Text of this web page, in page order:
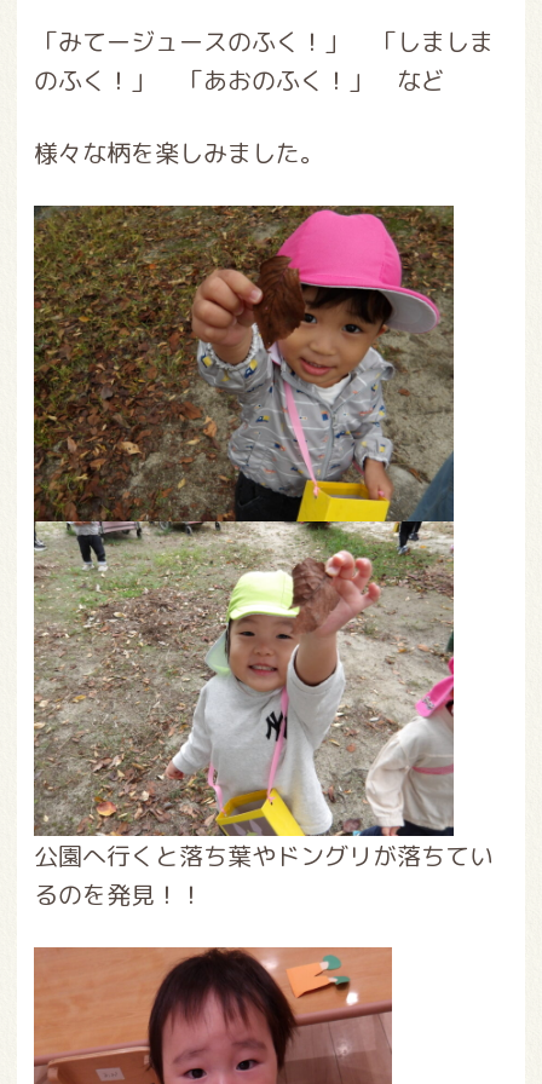
「みてージュースのふく！」 「しましま
のふく！」 「あおのふく！」 など
様々な柄を楽しみました。
公園へ行くと落ち葉やドングリが落ちてい
るのを発見！！